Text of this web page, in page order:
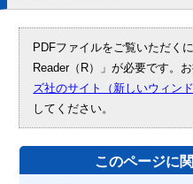
PDFファイルをご覧いただく
Reader（R）」が必要です。
ズ社のサイト（新しいウィン
してください。
このページに